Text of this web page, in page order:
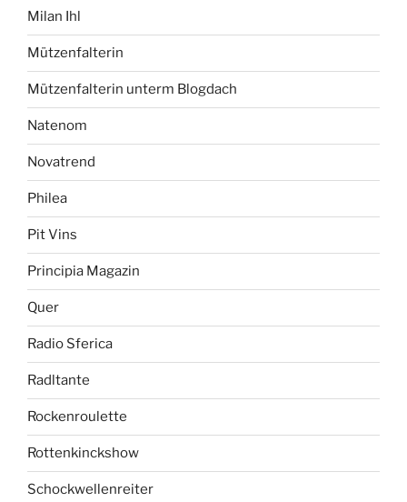
Milan Ihl
Mützenfalterin
Mützenfalterin unterm Blogdach
Natenom
Novatrend
Philea
Pit Vins
Principia Magazin
Quer
Radio Sferica
Radltante
Rockenroulette
Rottenkinckshow
Schockwellenreiter